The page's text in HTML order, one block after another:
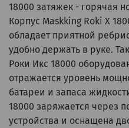
18000 затяжек - горячая
Корпус Maskking Roki X
обладает приятной
удобно держать в руке.
Роки Икс 18000
отражается уровень
батареи и запаса
18000 заряжается через
устройства и оснащена